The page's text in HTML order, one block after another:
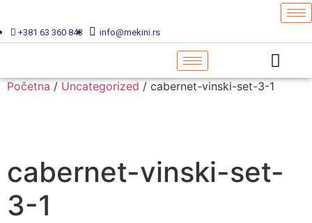
+381 63 360 843 info@mekini.rs
Početna / Uncategorized / cabernet-vinski-set-3-1
cabernet-vinski-set-
3-1